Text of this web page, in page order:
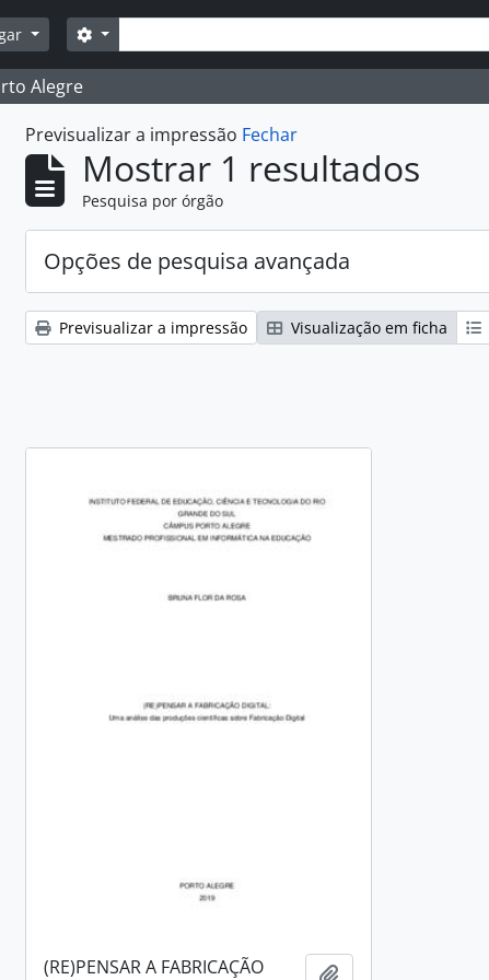
Pesquisar
Opções de busca
Alegre
Previsualizar a impressão Fechar
Mostrar 1 resultados
Pesquisa por órgão
Opções de pesquisa avançada
Previsualizar a impressão Visualização em ficha
(RE)PENSAR A FABRICAÇÃO